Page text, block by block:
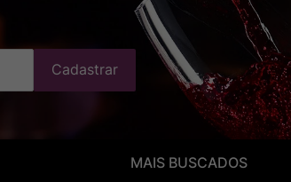
Cadastrar
MAIS BUSCADOS